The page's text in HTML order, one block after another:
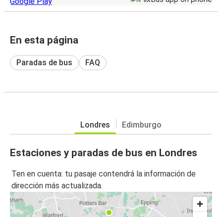
En esta página
Paradas de bus FAQ
Londres Edimburgo
Estaciones y paradas de bus en Londres
Ten en cuenta: tu pasaje contendrá la información de
dirección más actualizada.